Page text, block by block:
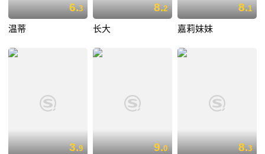
6.3
温蒂
8.2
长大
8.1
嘉莉妹妹
3.9 9.0 8.3